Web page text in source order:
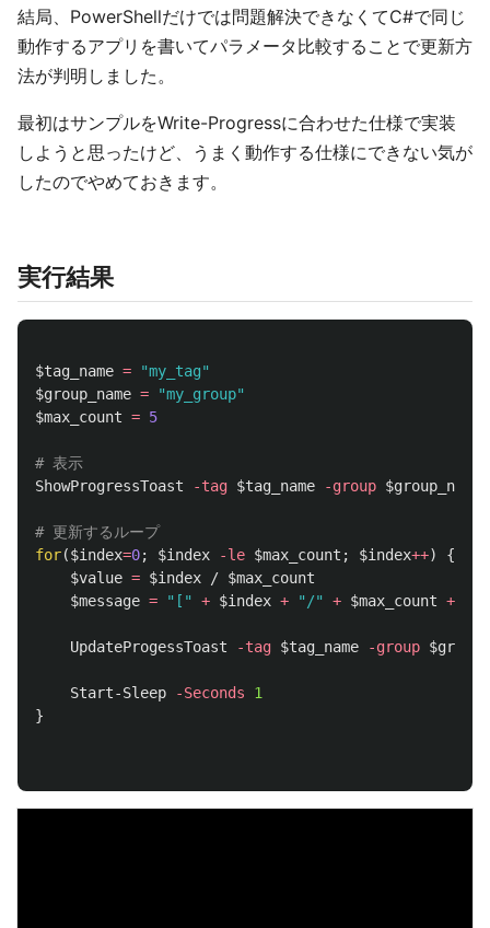
結局、PowerShellだけでは問題解決できなくてC#で同じ
動作するアプリを書いてパラメータ比較することで更新方
法が判明しました。
最初はサンプルをWrite-Progressに合わせた仕様で実装
しようと思ったけど、うまく動作する仕様にできない気が
したのでやめておきます。
実行結果
$tag_name =
"my_tag"
$group_name =
"my_group"
$max_count = 5
# 表示
ShowProgressToast
-tag $tag_name -group $group_name
# 更新するループ
for($index=0; $index -le $max_count ; $index++)
{
$value = $index / $max_count
$message = "[" + $index + "/" + $max_count +
UpdateProgessToast -tag $tag_name -group
Start-Sleep -Seconds
1
}